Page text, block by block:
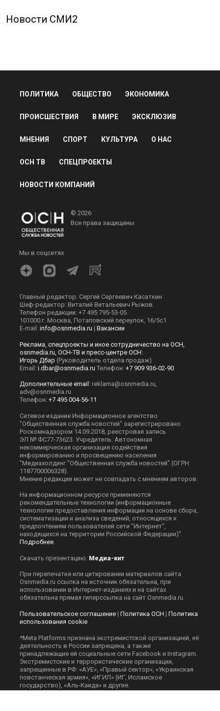
Новости СМИ2
ПОЛИТИКА ОБЩЕСТВО ЭКОНОМИКА
ПРОИСШЕСТВИЯ В МИРЕ ЭКСКЛЮЗИВ
МНЕНИЯ СПОРТ КУЛЬТУРА О НАС
ОСН ТВ СПЕЦПРОЕКТЫ
НОВОСТИ КОМПАНИЙ
© 2026
Все права защищены
Мы в соцсетях
Главный редактор: Сергей Сергеевич Касаткин
Шеф-редактор: Виталий Витальевич Рыжов.
Телефон редакции: +7 495 795-53-05
101000 г. Москва, Потаповский переулок, 16/5с1
E-mail: info@osnmedia.ru | Вакансии
Реклама, спецпроекты и иное сотрудничество на ОСН,
osnmedia.ru, ОСН-ТВ и пресс-центре ОСН:
Игорь Дбар (Руководитель отдела продаж)
Email: i.dbar@osnmedia.ru Телефон: +7 909 936-02-90
Дополнительные email: reklama@osnmedia.ru,
adv@osnmedia.ru
Телефон: +7 495 004-56-11
Сетевое издание Информационное агентство
"Общественная служба новостей" зарегистрировано
Роскомнадзором 14.09.2018, реестровая запись
ЭЛ № ФС77-73623. Учредитель: Автономная
некоммерческая организация содействия
информированию и просвещению населения
"Медиахолдинг "Общественная служба новостей" (ОГРН
1187700006328).
Мнение редакции может не совпадать с мнением авторов.
На информационном ресурсе применяются
рекомендательные технологии (информационные
технологии предоставления информации на основе сбора,
систематизации и анализа сведений, относящихся к
предпочтениям пользователей сети "Интернет",
находящихся на территории Российской Федерации)".
Подробнее.
Скачать презентацию: Медиа-кит
При перепечатке или цитировании материалов сайта
Оsnmedia.ru ссылка на источник обязательна, при
использовании в Интернет-изданиях и на сайтах
обязательна прямая гиперссылка на сайт Оsnmedia.ru.
Пользовательское соглашение | Политика ОСН | Политика
использования cookie
*Meta Platforms признана экстремистской организацией, её
деятельность в России запрещена, а также
принадлежащие ей социальные сети Facebook и Instagram.
Экстремистские и террористические организации,
запрещенные в РФ: «АУЕ», «Правый сектор», «Украинская
повстанческая армия», «ИГИЛ» (ИГ, Исламское
государство), «Аль-Каида» и другие.